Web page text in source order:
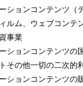
ションコンテンツ（
ルム、ウェブコンテ
事業
ションコンテンツの
その他一切の二次的
ションコンテンツの